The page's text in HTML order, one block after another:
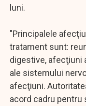
luni.
"Principalele
tratament sunt:
digestive, afecţiuni
ale sistemului
afecţiuni.
acord cadru pentru